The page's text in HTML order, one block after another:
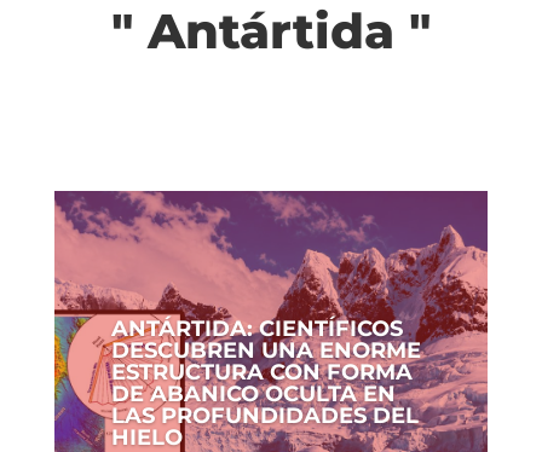
" Antártida "
ANTÁRTIDA: CIENTÍFICOS
DESCUBREN UNA ENORME
ESTRUCTURA CON FORMA
DE ABANICO OCULTA EN
LAS PROFUNDIDADES DEL
HIELO